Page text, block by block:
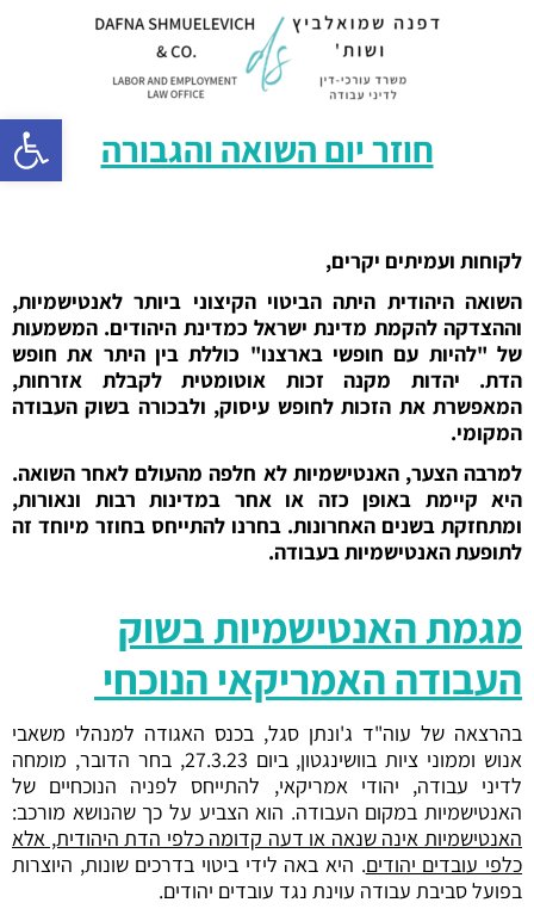
פתח חוזר יום השואה והגבורה
לקוחות ועמיתים יקרים,
השואה היהודית היתה הביטוי הקיצוני ביותר לאנטישמיות,
וההצדקה להקמת מדינת ישראל כמדינת היהודים. המשמעות
של "להיות עם חופשי בארצנו" כוללת בין היתר את חופש
הדת. יהדות מקנה זכות אוטומטית לקבלת אזרחות,
המאפשרת את הזכות לחופש עיסוק, ולבכורה בשוק העבודה
המקומי.
למרבה הצער, האנטישמיות לא חלפה מהעולם לאחר השואה.
היא קיימת באופן כזה או אחר במדינות רבות ונאורות,
ומתחזקת בשנים האחרונות. בחרנו להתייחס בחוזר מיוחד זה
לתופעת האנטישמיות בעבודה.
מגמת האנטישמיות בשוק
העבודה האמריקאי הנוכחי
בהרצאה של עוה"ד ג'ונתן סגל, בכנס האגודה למנהלי משאבי
אנוש וממוני ציות בוושינגטון, ביום 27.3.23, בחר הדובר, מומחה
לדיני עבודה, יהודי אמריקאי, להתייחס לפניה הנוכחיים של
האנטישמיות במקום העבודה. הוא הצביע על כך שהנושא מורכב:
האנטישמיות אינה שנאה או דעה קדומה כלפי הדת היהודית, אלא
כלפי עובדים יהודים. היא באה לידי ביטוי בדרכים שונות, היוצרות
בפועל סביבת עבודה עוינת נגד עובדים יהודים.